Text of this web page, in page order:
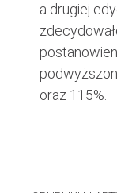
a drugiej
oraz 115%.